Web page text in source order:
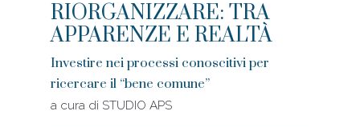
RIORGANIZZARE: TRA
APPARENZE E REALTÀ
Investire nei processi conoscitivi per
ricercare il “bene comune”
a cura di STUDIO APS